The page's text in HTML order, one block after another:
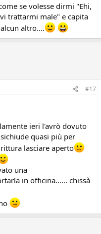
se volesse dirmi "Ehi,
trattarmi male" e capita
altro....
#17
ieri l'avrò dovuto
quasi più per
lasciare aperto
una
in officina...... chissà